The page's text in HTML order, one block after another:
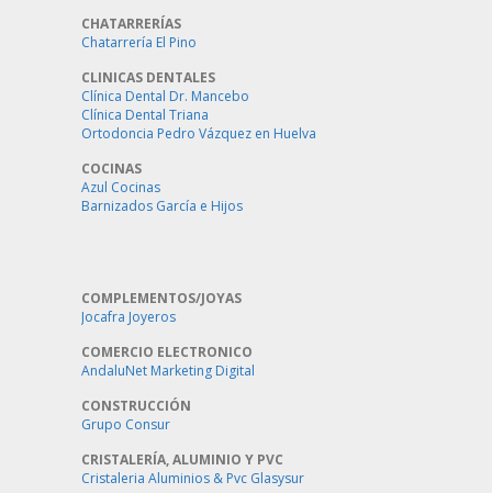
CHATARRERÍAS
Chatarrería El Pino
CLINICAS DENTALES
Clínica Dental Dr. Mancebo
Clínica Dental Triana
Ortodoncia Pedro Vázquez en Huelva
COCINAS
Azul Cocinas
Barnizados García e Hijos
COMPLEMENTOS/JOYAS
Jocafra Joyeros
COMERCIO ELECTRONICO
AndaluNet Marketing Digital
CONSTRUCCIÓN
Grupo Consur
CRISTALERÍA, ALUMINIO Y PVC
Cristaleria Aluminios & Pvc Glasysur